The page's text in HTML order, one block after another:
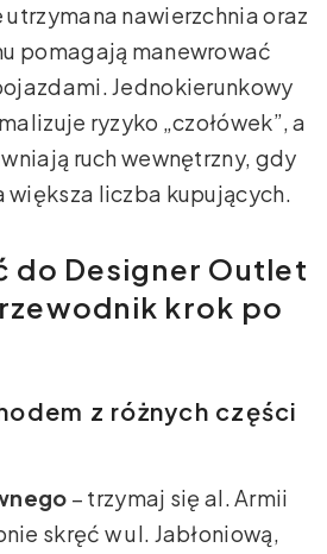
nawierzchnia oraz
pomagają manewrować
Jednokierunkowy
ryzyko „czołówek”, a
ruch wewnętrzny, gdy
większa liczba kupujących.
do Designer Outlet
krok po
z różnych części
– trzymaj się al. Armii
skręć w ul. Jabłoniową,